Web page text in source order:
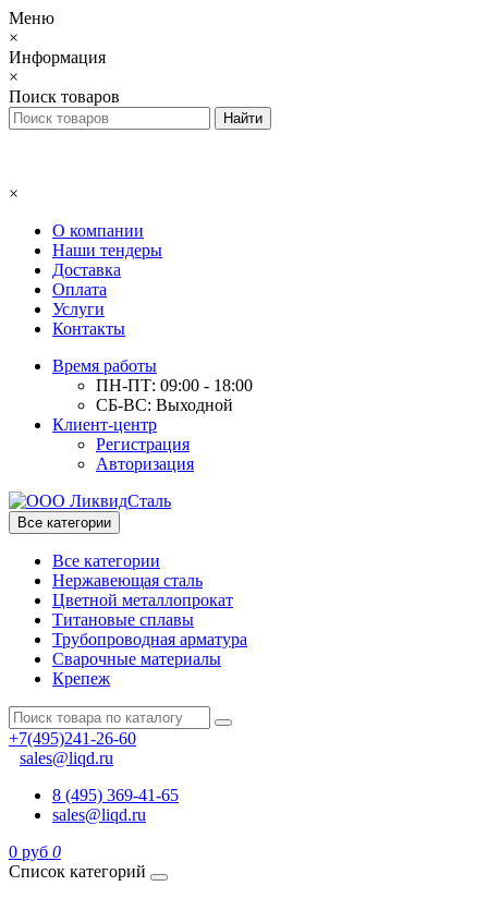
Меню
×
Информация
×
Поиск товаров
×
О компании
Наши тендеры
Доставка
Оплата
Услуги
Контакты
Время работы
ПН-ПТ: 09:00 - 18:00
СБ-ВС: Выходной
Клиент-центр
Регистрация
Авторизация
Все категории
Все категории
Нержавеющая сталь
Цветной металлопрокат
Титановые сплавы
Трубопроводная арматура
Сварочные материалы
Крепеж
+7(495)241-26-60
sales@liqd.ru
8 (495) 369-41-65
sales@liqd.ru
0 руб 0
Список категорий